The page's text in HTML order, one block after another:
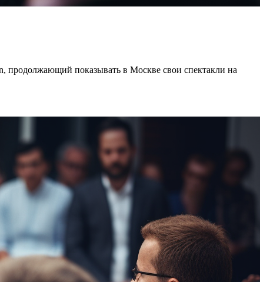
продолжающий показывать в Москве свои спектакли на